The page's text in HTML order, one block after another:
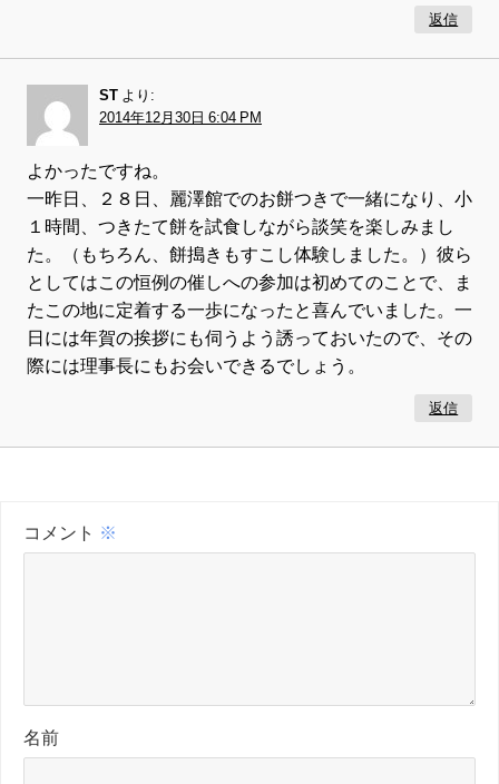
返信
ST より:
2014年12月30日 6:04 PM
よかったですね。
一昨日、２８日、麗澤館でのお餅つきで一緒になり、小
１時間、つきたて餅を試食しながら談笑を楽しみまし
た。（もちろん、餅搗きもすこし体験しました。）彼ら
としてはこの恒例の催しへの参加は初めてのことで、ま
たこの地に定着する一歩になったと喜んでいました。一
日には年賀の挨拶にも伺うよう誘っておいたので、その
際には理事長にもお会いできるでしょう。
返信
コメント ※
名前